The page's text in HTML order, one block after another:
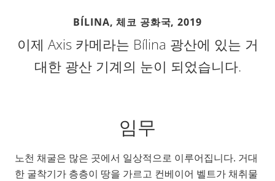
BÍLINA, 체코 공화국,2019
이제 Axis 카메라는 Bílina 광산에 있는 거
대한 광산 기계의 눈이 되었습니다.
임무
노천 채굴은 많은 곳에서 일상적으로 이루어집니다. 거대
한 굴착기가 층층이 땅을 가르고 컨베이어 벨트가 채취물